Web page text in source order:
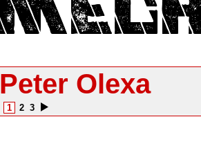
Peter Olexa
1 2 3